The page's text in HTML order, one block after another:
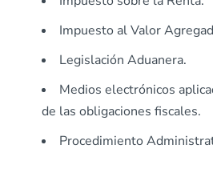
Impuesto al Valor
Legislación Aduanera.
Medios electrónicos
de las obligaciones fiscales.
Procedimiento